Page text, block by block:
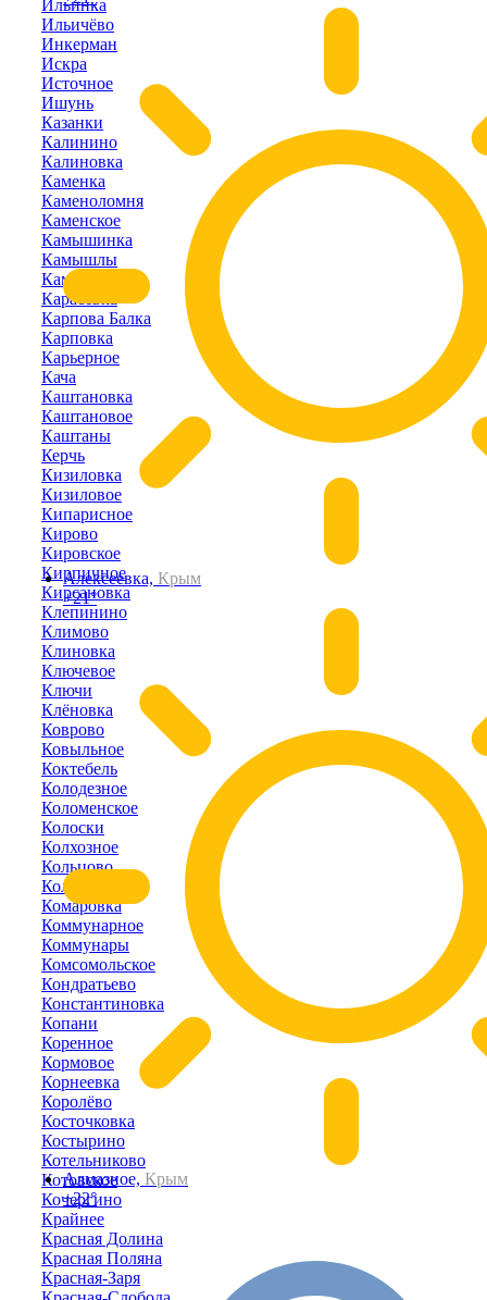
Алексеевка, Крым
+21°
Алмазное, Крым
+22°
Ильинка
Ильичёво
Инкерман
Искра
Источное
Ишунь
Казанки
Калинино
Калиновка
Каменка
Каменоломня
Каменское
Камышинка
Камышлы
Камышное
Карасёвка
Карпова Балка
Карповка
Карьерное
Кача
Каштановка
Каштановое
Каштаны
Керчь
Кизиловка
Кизиловое
Кипарисное
Кирово
Кировское
Кирпичное
Кирсановка
Клепинино
Климово
Клиновка
Ключевое
Ключи
Клёновка
Коврово
Ковыльное
Коктебель
Колодезное
Коломенское
Колоски
Колхозное
Кольцово
Кольчугино
Комаровка
Коммунарное
Коммунары
Комсомольское
Кондратьево
Константиновка
Копани
Коренное
Кормовое
Корнеевка
Королёво
Косточковка
Костырино
Котельниково
Котовское
Кочергино
Крайнее
Красная Долина
Красная Поляна
Красная-Заря